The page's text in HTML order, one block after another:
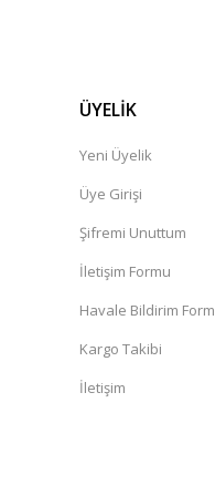
ÜYELİK
Yeni Üyelik
Üye Girişi
Şifremi Unuttum
İletişim Formu
Havale Bildirim
Kargo Takibi
İletişim